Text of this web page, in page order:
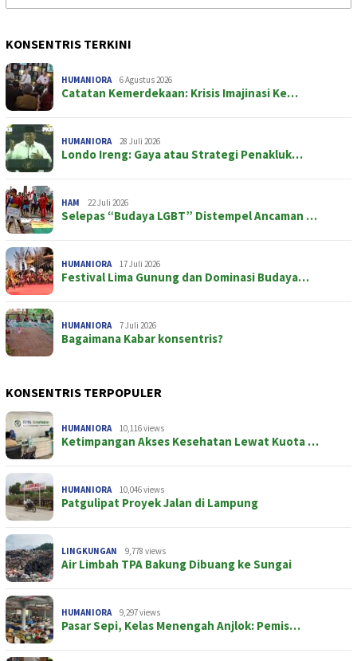
untuk:
KONSENTRIS TERKINI
HUMANIORA 6 Agustus 2026
Catatan Kemerdekaan: Krisis Imajinasi Ke…
HUMANIORA 28 Juli 2026
Londo Ireng: Gaya atau Strategi Penakluk…
HAM 22 Juli 2026
Selepas “Budaya LGBT” Distempel Ancaman …
HUMANIORA 17 Juli 2026
Festival Lima Gunung dan Dominasi Budaya…
HUMANIORA 7 Juli 2026
Bagaimana Kabar konsentris?
KONSENTRIS TERPOPULER
HUMANIORA 10,116 views
Ketimpangan Akses Kesehatan Lewat Kuota …
HUMANIORA 10,046 views
Patgulipat Proyek Jalan di Lampung
LINGKUNGAN 9,778 views
Air Limbah TPA Bakung Dibuang ke Sungai
HUMANIORA 9,297 views
Pasar Sepi, Kelas Menengah Anjlok: Pemis…